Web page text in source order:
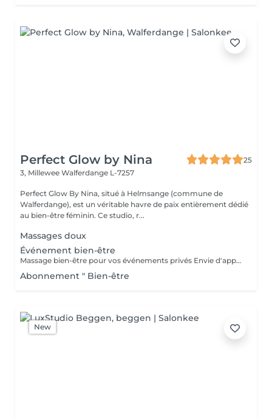
Perfect Glow by Nina
25
3, Millewee Walferdange L-7257
Perfect Glow By Nina, situé à Helmsange (commune de
Walferdange), est un véritable havre de paix entièrement dédié
au bien-être féminin. Ce studio, r...
Massages doux
Événement bien-être
Massage bien-être pour vos événements privés Envie d'apporter une touche de détente et d'originalité à votre événement ? Je propose des séances de massage bien-être lors de vos événements privés, dans une ambiance conviviale et relaxante. Idéal pour : Enterrement de vie de jeune fille (EVJF) Anniversaire Baby shower Journée entre amies Brunch bien-être Soirée privée Événement d'entreprise ou journée bien-être Toute autre occasion spéciale Chaque prestation est adaptée à votre événement et à vos envies, afin d'offrir à vos invités un véritable moment de relaxation. Pour connaître les formules disponibles, les tarifs ou obtenir un devis personnalisé, n'hésitez pas à me contacter.
Abonnement " Bien-être
New